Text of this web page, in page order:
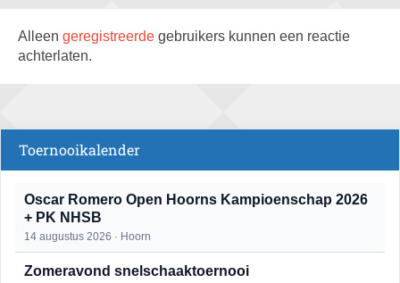
Alleen geregistreerde gebruikers kunnen een reactie
achterlaten.
Toernooikalender
Oscar Romero Open Hoorns Kampioenschap 2026
+ PK NHSB
14 augustus 2026 · Hoorn
Zomeravond snelschaaktoernooi